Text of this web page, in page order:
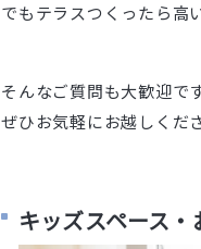
でもテラスつくったら高
そんなご質問も大歓迎で
ぜひお気軽にお越しくだ
キッズスペース・